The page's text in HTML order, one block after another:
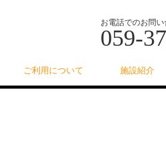
お電話でのお問
059-
ご利用について 施設紹介